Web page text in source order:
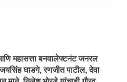
महासत्ता बनवालेफ्टनंट जनरल
घाडगे, रणजीत पाटील, देवा